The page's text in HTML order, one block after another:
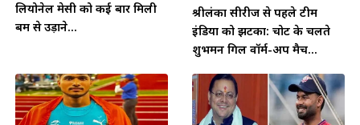
लियोनेल मेसी को कई बार मिली
बम से उड़ाने...
श्रीलंका सीरीज से पहले टीम
इंडिया को झटका: चोट के चलते
शुभमन गिल वॉर्म-अप मैच...